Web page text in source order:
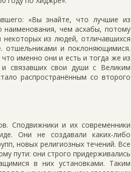
«Вы знайте, что лучшие из
наименования, чем асхабы, потому
из людей, отличавшихся
отшельниками и поклоняющимися.
именно они и есть и тогда же из
связавших свои души с Великим
распространённым со второго
Сподвижники и их современники
Они не создавали каких-либо
новых религиозных течений. Все
пути: они строго придерживались
в них установками. Таким